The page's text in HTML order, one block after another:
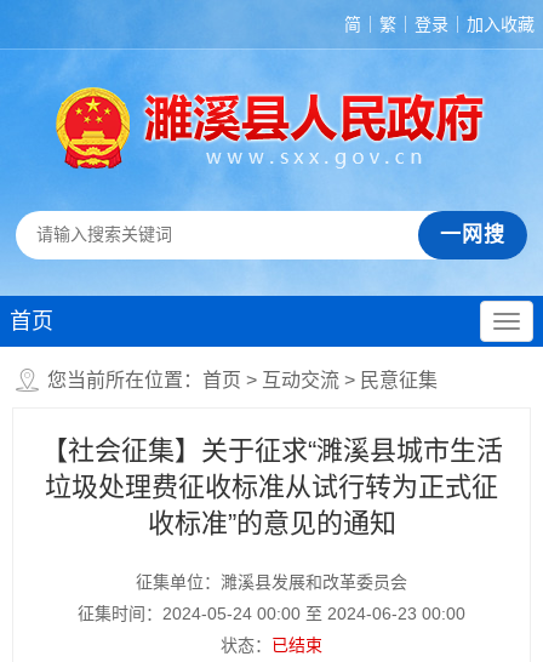
简 繁 登录 加入收藏
首页
您当前所在位置： 首页 > 互动交流 > 民意征集
【社会征集】关于征求“濉溪县城市生活
垃圾处理费征收标准从试行转为正式征
收标准”的意见的通知
征集单位：濉溪县发展和改革委员会
征集时间：2024-05-24 00:00 至 2024-06-23 00:00
状态： 已结束